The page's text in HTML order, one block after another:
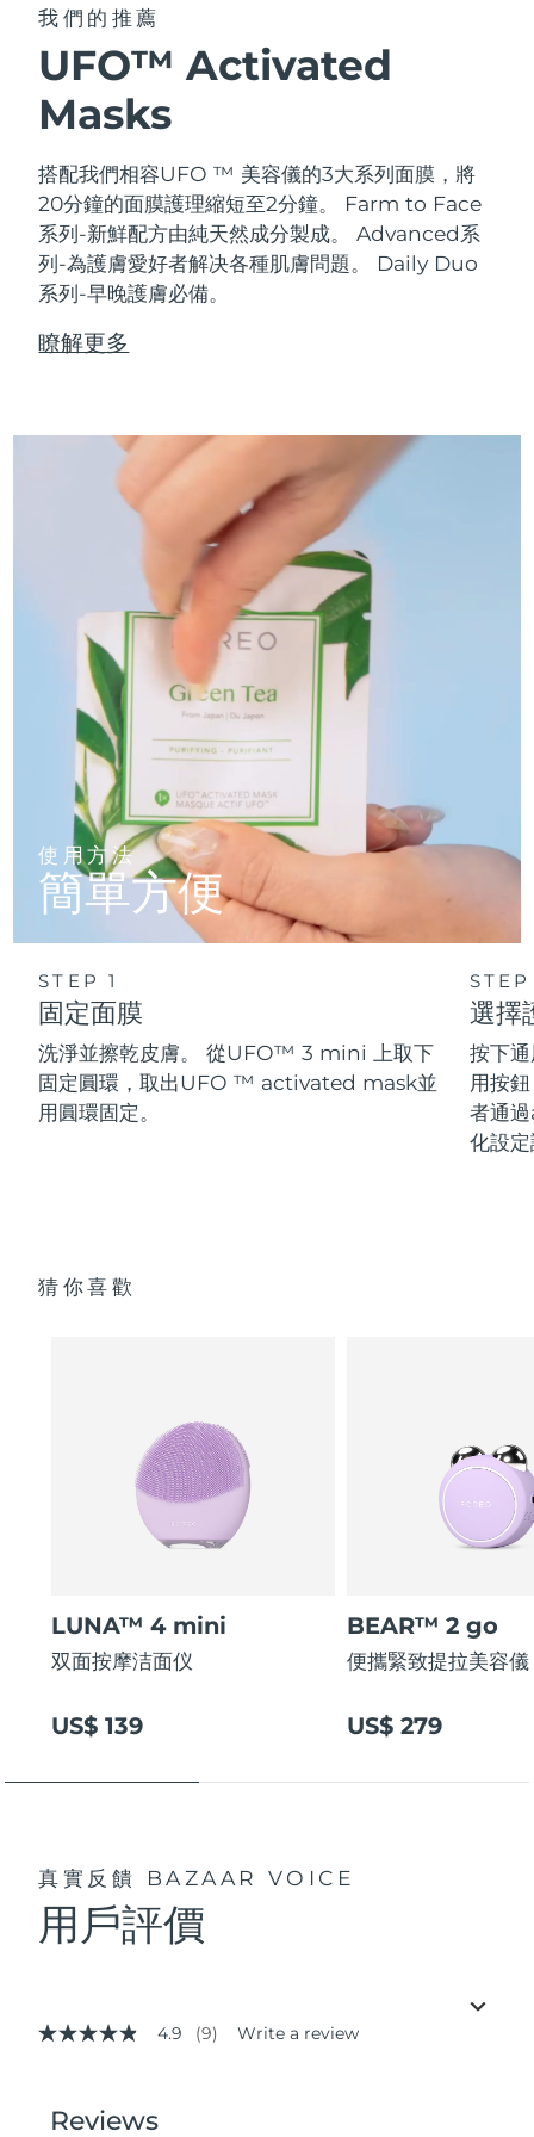
我們的推薦
UFO™ Activated
Masks
搭配我們相容UFO ™ 美容儀的3大系列面膜，將
20分鐘的面膜護理縮短至2分鐘。
Farm to Face
系列-新鮮配方由純天然成分製成。 Advanced系
列-為護膚愛好者解决各種肌膚問題。 Daily Duo
系列-早晚護膚必備。
瞭解更多
使用方法
簡單方便
STEP 1
固定面膜
洗淨並擦乾皮膚。 從UFO™ 3 mini 上取下
固定圓環，取出UFO ™ activated mask並
用圓環固定。
選擇
按下
用按
者通
化設
猜你喜歡
LUNA™ 4 mini
双面按摩洁面仪
US$ 139
BEAR™ 2 go
便攜緊致提拉美容儀
US$ 279
真實反饋 BAZAAR VOICE
用戶評價
4.9
stars,
4.9 (9) Write a review